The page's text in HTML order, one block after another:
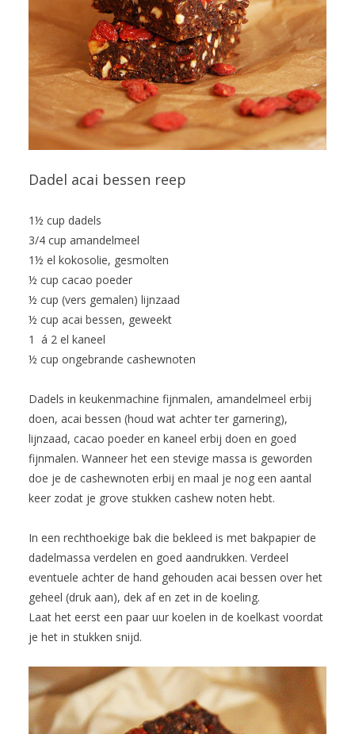
Dadel acai bessen reep
1½ cup dadels
3/4 cup amandelmeel
1½ el kokosolie, gesmolten
½ cup cacao poeder
½ cup (vers gemalen) lijnzaad
½ cup acai bessen, geweekt
1 á 2 el kaneel
½ cup ongebrande cashewnoten
Dadels in keukenmachine fijnmalen, amandelmeel erbij
doen, acai bessen (houd wat achter ter garnering),
lijnzaad, cacao poeder en kaneel erbij doen en goed
fijnmalen. Wanneer het een stevige massa is geworden
doe je de cashewnoten erbij en maal je nog een aantal
keer zodat je grove stukken cashew noten hebt.
In een rechthoekige bak die bekleed is met bakpapier de
dadelmassa verdelen en goed aandrukken. Verdeel
eventuele achter de hand gehouden acai bessen over het
geheel (druk aan), dek af en zet in de koeling.
Laat het eerst een paar uur koelen in de koelkast voordat
je het in stukken snijd.